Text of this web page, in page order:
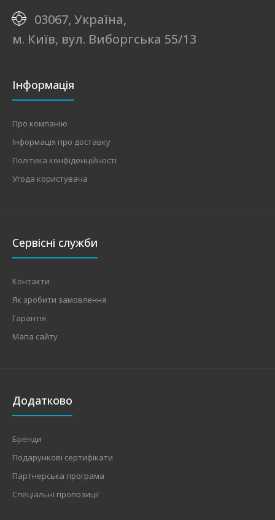
03067, Україна,
м. Київ, вул. Виборгська 55/13
Інформація
Про компанію
Інформація про доставку
Політика конфіденційності
Угода користувача
Сервісні служби
Контакти
Як зробити замовлення
Гарантія
Мапа сайту
Додатково
Бренди
Подарункові сертифікати
Партнерська програма
Спеціальні пропозиції